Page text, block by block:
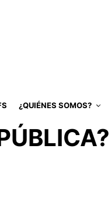
¿QUIÉNES SOMOS?